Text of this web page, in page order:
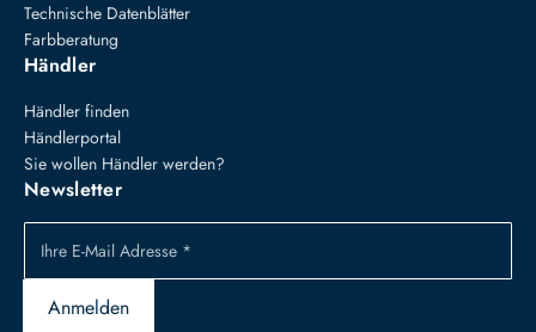
Technische Datenblätter
Farbberatung
Händler
Händler finden
Händlerportal
Sie wollen Händler werden?
Newsletter
Ihre E-Mail Adresse *
Anmelden